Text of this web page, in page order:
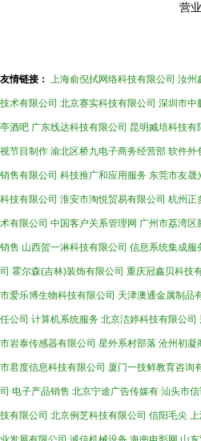
营
友情链接： 上海俞倪拭网络科技有限公司 汝州
技术有限公司 北京赛实科技有限公司 深圳市中
亭酒吧 广东线达科技有限公司 昆明臧培科技有
视节目制作 渝北区桥九电子商务经营部 软件外
销售有限公司 科技推广和应用服务 东莞市友晟
科技有限公司 淮安市淘悦贸易有限公司 杭州正
术有限公司 中国客户关系管理网 广州市荔湾区
销售 山西贺一淋科技有限公司 信息系统集成服
司 霍尔森(吉林)装饰有限公司 重庆冠鑫贝科技
市爱乐博生物科技有限公司 天津澳通金属制品
任公司 计算机系统服务 北京洁婷科技有限公司
市岩泰传感器有限公司 星外系村部落 沧州初凝
市君度信息科技有限公司 厦门一技鲜教育咨询
司 电子产品销售 北京宁途广告传媒有 汕头市信
技有限公司 北京例芝科技有限公司 信阳毛尖 上